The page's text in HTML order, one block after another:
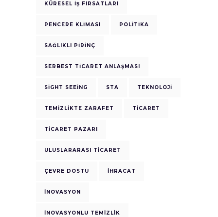
KÜRESEL İŞ FIRSATLARI
PENCERE KLIMASI POLITIKA
SAĞLIKLI PIRINÇ
SERBEST TICARET ANLAŞMASI
SIGHT SEEING STA TEKNOLOJI
TEMIZLIKTE ZARAFET TICARET
TICARET PAZARI
ULUSLARARASI TICARET
ÇEVRE DOSTU İHRACAT
İNOVASYON
İNOVASYONLU TEMIZLIK